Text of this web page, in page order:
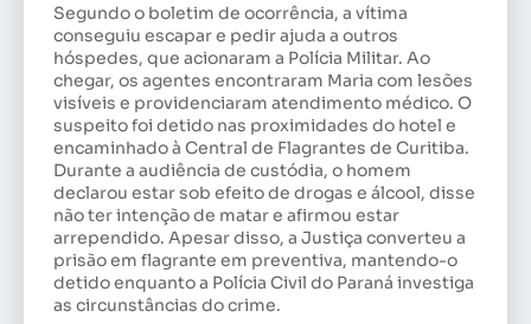
Segundo o boletim de ocorrência, a vítima
conseguiu escapar e pedir ajuda a outros
hóspedes, que acionaram a Polícia Militar. Ao
chegar, os agentes encontraram Maria com lesões
visíveis e providenciaram atendimento médico. O
suspeito foi detido nas proximidades do hotel e
encaminhado à Central de Flagrantes de Curitiba.
Durante a audiência de custódia, o homem
declarou estar sob efeito de drogas e álcool, disse
não ter intenção de matar e afirmou estar
arrependido. Apesar disso, a Justiça converteu a
prisão em flagrante em preventiva, mantendo-o
detido enquanto a Polícia Civil do Paraná investiga
as circunstâncias do crime.